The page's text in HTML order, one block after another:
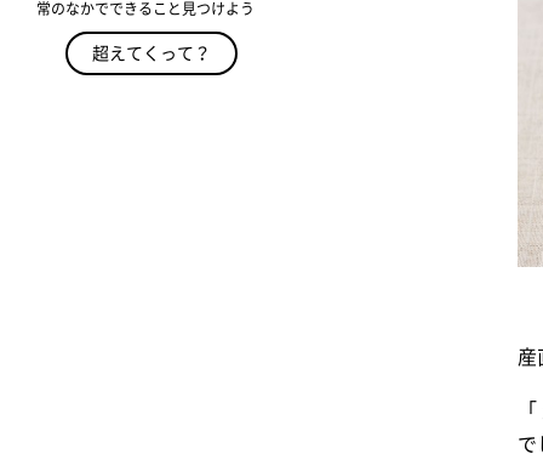
常のなかでできること見つけよう
超えてくって？
産
で